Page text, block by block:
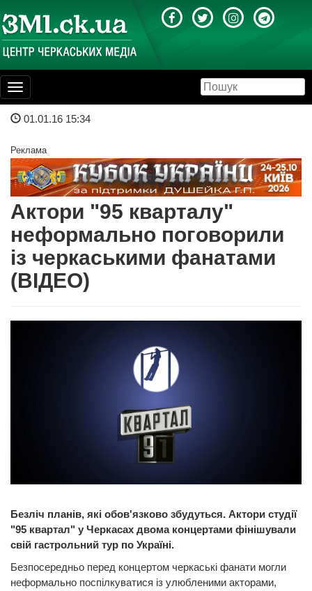
Toggle
navigation
01.01.16 15:34
Реклама
Актори "95 кварталу"
неформально поговорили
із черкаськими фанатами
(ВІДЕО)
Безліч планів, які обов'язково збудуться. Актори студії
"95 квартал" у Черкасах двома концертами фінішували
свій гастрольний тур по Україні.
Безпосередньо перед концертом черкаські фанати могли
неформально поспілкуватися із улюбленими акторами,